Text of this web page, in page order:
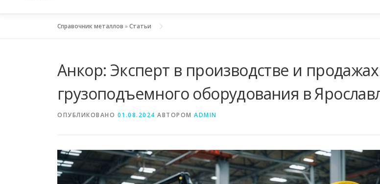
Справочник металлов »Статьи
Анкор: Эксперт в производстве и продажах
грузоподъемного оборудования в
ОПУБЛИКОВАНО 01.08.2024 АВТОРОМ ADMIN